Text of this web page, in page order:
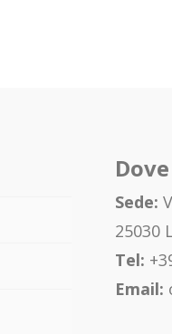
Sede:
25030
Tel:
Email: